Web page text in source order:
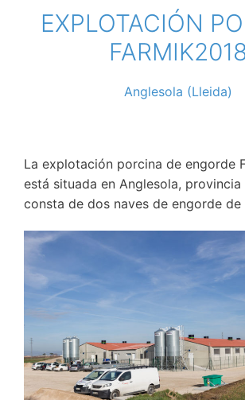
EXPLOTACIÓN
Anglesola (Lleida)
La explotación porcina de engorde
está situada en Anglesola,
consta de dos naves de engorde de